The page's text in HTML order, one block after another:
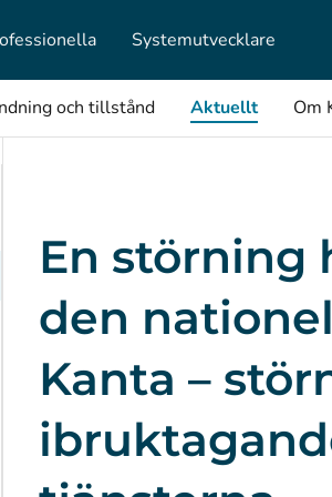
Systemutvecklare
och tillstånd Aktuellt Om
En störning
den
Kanta –